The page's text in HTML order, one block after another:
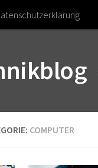
COMPUTER